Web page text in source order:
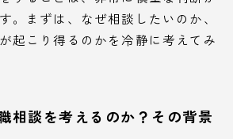
。まずは、なぜ相談したいのか、
起こり得るのかを冷静に考えてみ
相談を考えるのか？その背景